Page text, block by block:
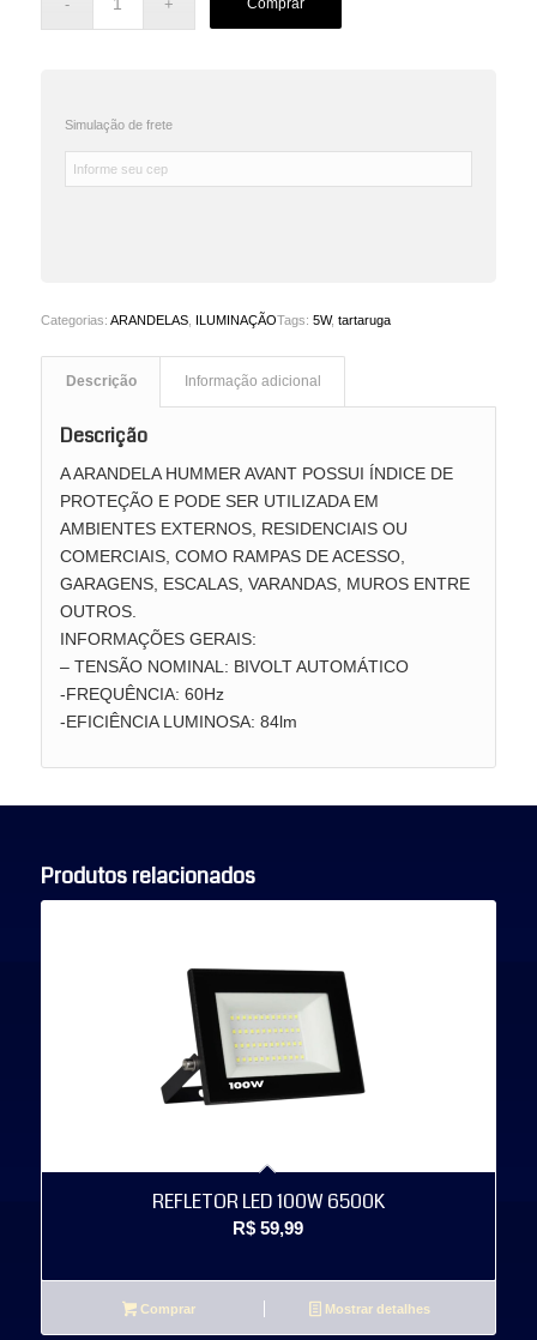
Comprar
Simulação de frete
Categorias: ARANDELAS, ILUMINAÇÃOTags: 5W, tartaruga
Descrição Informação adicional
Descrição
A ARANDELA HUMMER AVANT POSSUI ÍNDICE DE
PROTEÇÃO E PODE SER UTILIZADA EM
AMBIENTES EXTERNOS, RESIDENCIAIS OU
COMERCIAIS, COMO RAMPAS DE ACESSO,
GARAGENS, ESCALAS, VARANDAS, MUROS ENTRE
OUTROS.
INFORMAÇÕES GERAIS:
– TENSÃO NOMINAL: BIVOLT AUTOMÁTICO
-FREQUÊNCIA: 60Hz
-EFICIÊNCIA LUMINOSA: 84lm
Produtos relacionados
REFLETOR LED 100W 6500K
R$ 59,99
Comprar Mostrar detalhes